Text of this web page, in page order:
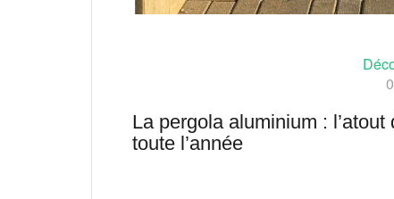
La pergola aluminium :
toute l’année